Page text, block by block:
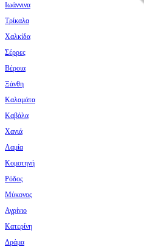
Ιωάννινα
Τρίκαλα
Χαλκίδα
Σέρρες
Βέροια
Ξάνθη
Καλαμάτα
Καβάλα
Χανιά
Λαμία
Κομοτηνή
Ρόδος
Μύκονος
Αγρίνιο
Κατερίνη
Δράμα